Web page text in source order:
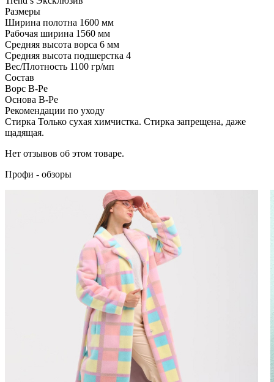
Размеры
Ширина полотна 1600 мм
Рабочая ширина 1560 мм
Средняя высота ворса 6 мм
Средняя высота подшерстка 4
Вес/Плотность 1100 гр/мп
Состав
Ворс B-Pe
Основа B-Pe
Рекомендации по уходу
Стирка Только сухая химчистка. Стирка запрещена, даже
щадящая.
Нет отзывов об этом товаре.
Профи - обзоры